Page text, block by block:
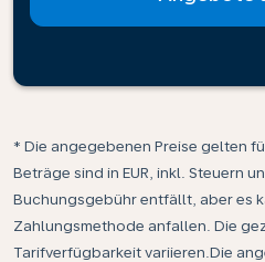
* Die angegebenen Preise gelten
Beträge sind in EUR, inkl. Steuern
Buchungsgebühr entfällt, aber es
Zahlungsmethode anfallen. Die
Tarifverfügbarkeit variieren.Die